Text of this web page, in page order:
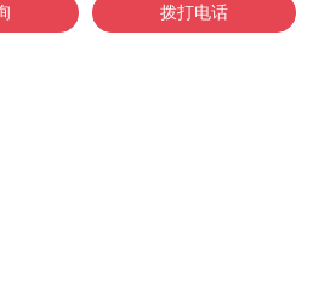
活动展示 联系我们
拨打电话